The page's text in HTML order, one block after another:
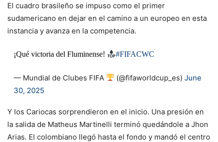
El cuadro brasileño se impuso como el primer
sudamericano en dejar en el camino a un europeo en esta
instancia y avanza en la competencia.
¡Qué victoria del Fluminense! #FIFACWC
— Mundial de Clubes FIFA (@fifaworldcup_es) June
30, 2025
Y los Cariocas sorprendieron en el inicio. Una presión en
la salida de Matheus Martinelli terminó quedándole a Jhon
Arias. El colombiano llegó hasta el fondo y mandó el centro